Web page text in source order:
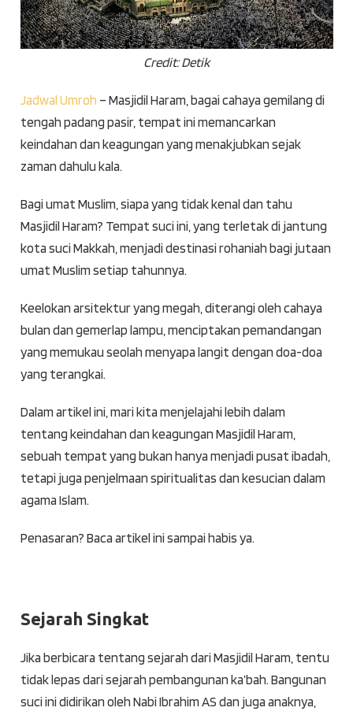
Credit: Detik
Jadwal Umroh – Masjidil Haram, bagai cahaya gemilang di
tengah padang pasir, tempat ini memancarkan
keindahan dan keagungan yang menakjubkan sejak
zaman dahulu kala.
Bagi umat Muslim, siapa yang tidak kenal dan tahu
Masjidil Haram? Tempat suci ini, yang terletak di jantung
kota suci Makkah, menjadi destinasi rohaniah bagi jutaan
umat Muslim setiap tahunnya.
Keelokan arsitektur yang megah, diterangi oleh cahaya
bulan dan gemerlap lampu, menciptakan pemandangan
yang memukau seolah menyapa langit dengan doa-doa
yang terangkai.
Dalam artikel ini, mari kita menjelajahi lebih dalam
tentang keindahan dan keagungan Masjidil Haram,
sebuah tempat yang bukan hanya menjadi pusat ibadah,
tetapi juga penjelmaan spiritualitas dan kesucian dalam
agama Islam.
Penasaran? Baca artikel ini sampai habis ya.
Sejarah Singkat
Jika berbicara tentang sejarah dari Masjidil Haram, tentu
tidak lepas dari sejarah pembangunan ka’bah. Bangunan
suci ini didirikan oleh Nabi Ibrahim AS dan juga anaknya,